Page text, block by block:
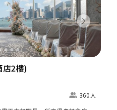
Next
店2樓)
360人